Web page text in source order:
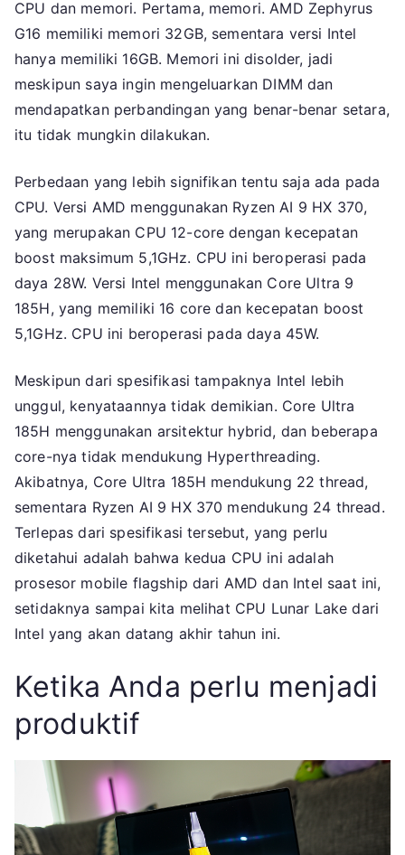
CPU dan memori. Pertama, memori. AMD Zephyrus
G16 memiliki memori 32GB, sementara versi Intel
hanya memiliki 16GB. Memori ini disolder, jadi
meskipun saya ingin mengeluarkan DIMM dan
mendapatkan perbandingan yang benar-benar setara,
itu tidak mungkin dilakukan.
Perbedaan yang lebih signifikan tentu saja ada pada
CPU. Versi AMD menggunakan Ryzen AI 9 HX 370,
yang merupakan CPU 12-core dengan kecepatan
boost maksimum 5,1GHz. CPU ini beroperasi pada
daya 28W. Versi Intel menggunakan Core Ultra 9
185H, yang memiliki 16 core dan kecepatan boost
5,1GHz. CPU ini beroperasi pada daya 45W.
Meskipun dari spesifikasi tampaknya Intel lebih
unggul, kenyataannya tidak demikian. Core Ultra
185H menggunakan arsitektur hybrid, dan beberapa
core-nya tidak mendukung Hyperthreading.
Akibatnya, Core Ultra 185H mendukung 22 thread,
sementara Ryzen AI 9 HX 370 mendukung 24 thread.
Terlepas dari spesifikasi tersebut, yang perlu
diketahui adalah bahwa kedua CPU ini adalah
prosesor mobile flagship dari AMD dan Intel saat ini,
setidaknya sampai kita melihat CPU Lunar Lake dari
Intel yang akan datang akhir tahun ini.
Ketika Anda perlu menjadi
produktif